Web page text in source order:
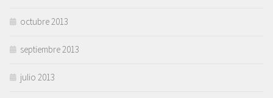
octubre 2013
septiembre 2013
julio 2013